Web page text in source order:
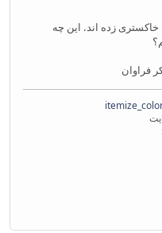
«مثال ۲» را هم با خاکستری زده اند. این چه
فراوان